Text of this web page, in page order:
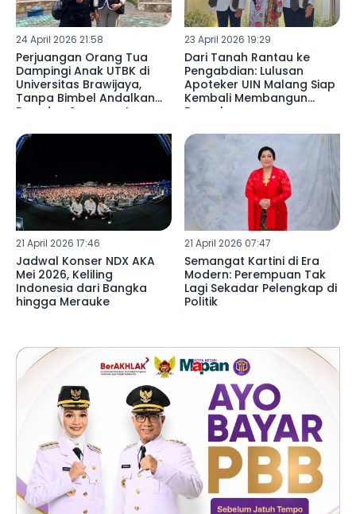
24 April 2026 21:58
Perjuangan Orang Tua
Dampingi Anak UTBK di
Universitas Brawijaya,
Tanpa Bimbel Andalkan
Doa dan Semangat
23 April 2026 19:29
Dari Tanah Rantau ke
Pengabdian: Lulusan
Apoteker UIN Malang Siap
Kembali Membangun
Daerah
21 April 2026 17:46
Jadwal Konser NDX AKA
Mei 2026, Keliling
Indonesia dari Bangka
hingga Merauke
21 April 2026 07:47
Semangat Kartini di Era
Modern: Perempuan Tak
Lagi Sekadar Pelengkap di
Politik